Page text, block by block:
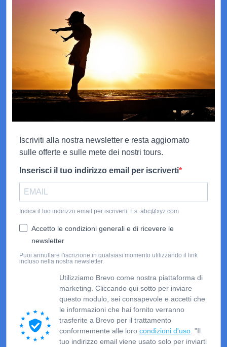
Iscriviti alla nostra newsletter e resta aggiornato
sulle offerte e sulle mete dei nostri tours.
Inserisci il tuo indirizzo email per iscriverti
Indica il tuo indirizzo email per iscriverti. Es. abc@xyz.com
Accetto le condizioni generali e di ricevere le
newsletter
Puoi annullare l'iscrizione in qualsiasi momento utilizzando il link
incluso nella nostra newsletter.
Utilizziamo Brevo come nostra piattaforma di
marketing. Cliccando qui sotto per inviare
questo modulo, sei consapevole e accetti che
le informazioni che hai fornito verranno
trasferite a Brevo per il trattamento
conformemente alle loro condizioni d'uso . "Il
tuo indirizzo email viene usato solo per inviarti